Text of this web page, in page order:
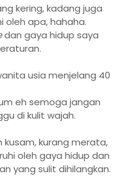
kering, kadang juga
oleh apa, hahaha.
dan gaya hidup saya
usia menjelang 40
eh semoga jangan
di kulit wajah.
kusam, kurang merata,
oleh gaya hidup dan
yang sulit dihilangkan.